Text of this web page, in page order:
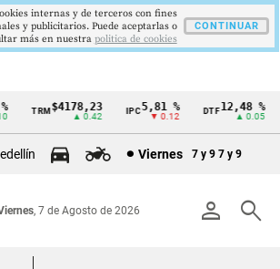
TRM$4178,23
▲ 0.42
5,81 %
▼ 0.12
12,48 %
▲ 0.05
Viernes 7 y 9 7 y 9
person search
, 7 de Agosto de 2026
internas y de terceros con fines
y publicitarios. Puede aceptarlas o
más en nuestra politica de cookies
CONTINUAR